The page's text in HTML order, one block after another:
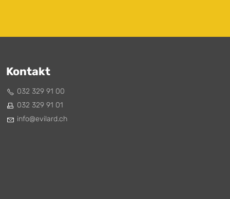
Kontakt
032 329 91 00
032 329 91 01
nf
v l rd ch